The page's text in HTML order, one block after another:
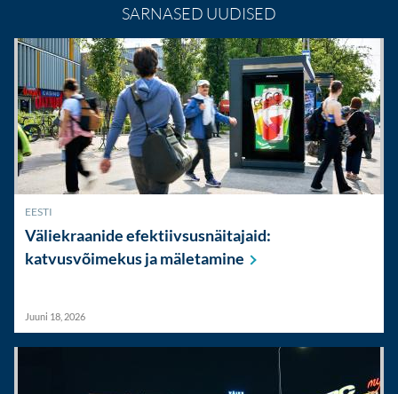
SARNASED UUDISED
EESTI
Väliekraanide efektiivsusnäitajaid:
katvusvõimekus jamäletamine
Juuni 18, 2026